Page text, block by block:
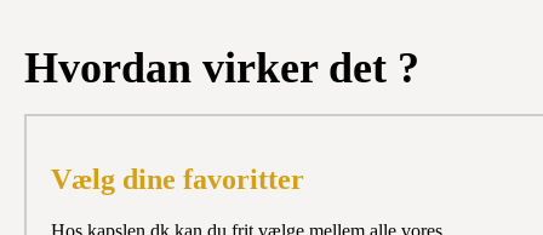
Hvordan virker det ?
Vælg dine favoritter
Hos kapslen.dk kan du frit vælge mellem alle vores